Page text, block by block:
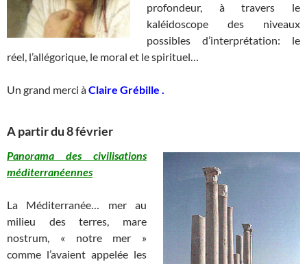
profondeur, à travers le
kaléidoscope des niveaux
possibles d’interprétation: le
réel, l’allégorique, le moral et le spirituel…
Un grand merci àClaire Grébille .
A partir du 8 février
Panorama des civilisations
méditerranéennes
La Méditerranée… mer au
milieu des terres, mare
nostrum, « notre mer »
comme l’avaient appelée les